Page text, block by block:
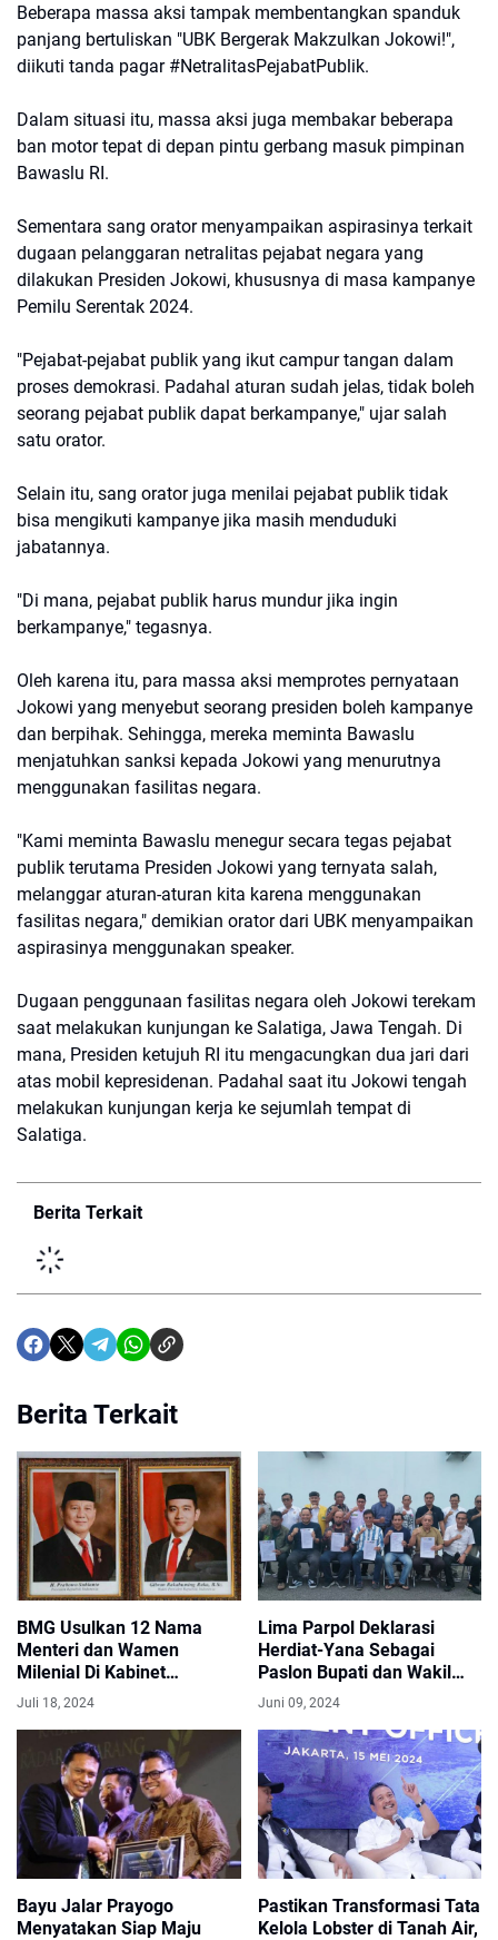
Beberapa massa aksi tampak membentangkan spanduk
panjang bertuliskan "UBK Bergerak Makzulkan Jokowi!",
diikuti tanda pagar #NetralitasPejabatPublik.
Dalam situasi itu, massa aksi juga membakar beberapa
ban motor tepat di depan pintu gerbang masuk pimpinan
Bawaslu RI.
Sementara sang orator menyampaikan aspirasinya terkait
dugaan pelanggaran netralitas pejabat negara yang
dilakukan Presiden Jokowi, khususnya di masa kampanye
Pemilu Serentak 2024.
"Pejabat-pejabat publik yang ikut campur tangan dalam
proses demokrasi. Padahal aturan sudah jelas, tidak boleh
seorang pejabat publik dapat berkampanye," ujar salah
satu orator.
Selain itu, sang orator juga menilai pejabat publik tidak
bisa mengikuti kampanye jika masih menduduki
jabatannya.
"Di mana, pejabat publik harus mundur jika ingin
berkampanye," tegasnya.
Oleh karena itu, para massa aksi memprotes pernyataan
Jokowi yang menyebut seorang presiden boleh kampanye
dan berpihak. Sehingga, mereka meminta Bawaslu
menjatuhkan sanksi kepada Jokowi yang menurutnya
menggunakan fasilitas negara.
"Kami meminta Bawaslu menegur secara tegas pejabat
publik terutama Presiden Jokowi yang ternyata salah,
melanggar aturan-aturan kita karena menggunakan
fasilitas negara," demikian orator dari UBK menyampaikan
aspirasinya menggunakan speaker.
Dugaan penggunaan fasilitas negara oleh Jokowi terekam
saat melakukan kunjungan ke Salatiga, Jawa Tengah. Di
mana, Presiden ketujuh RI itu mengacungkan dua jari dari
atas mobil kepresidenan. Padahal saat itu Jokowi tengah
melakukan kunjungan kerja ke sejumlah tempat di
Salatiga.
Berita Terkait
Berita Terkait
BMG Usulkan 12 Nama
Menteri dan Wamen
Milenial Di Kabinet
Prabowo
Juli 18, 2024
Lima Parpol Deklarasi
Herdiat-Yana Sebagai
Paslon Bupati dan Wakil
Bupati Ciamis 2024
Juni 09, 2024
Bayu Jalar Prayogo
Menyatakan Siap Maju
Pastikan Transformasi Tata
Kelola Lobster di Tanah Air,